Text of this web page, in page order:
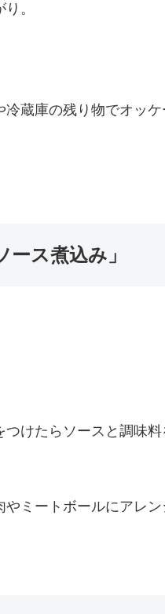
。
蔵庫の残り物でオッ
ス煮込み」
けたらソースと調味料
ミートボールにアレン